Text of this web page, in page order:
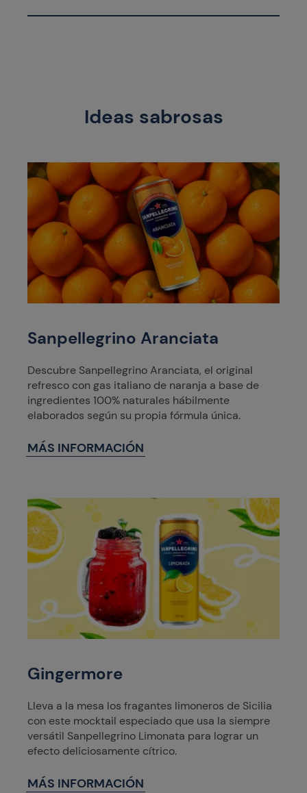
Ideas sabrosas
Sanpellegrino Aranciata
Descubre Sanpellegrino Aranciata, el original
refresco con gas italiano de naranja a base de
ingredientes 100% naturales hábilmente
elaborados según su propia fórmula única.
MÁS INFORMACIÓN
Gingermore
Lleva a la mesa los fragantes limoneros de Sicilia
con este mocktail especiado que usa la siempre
versátil Sanpellegrino Limonata para lograr un
efecto deliciosamente cítrico.
MÁS INFORMACIÓN